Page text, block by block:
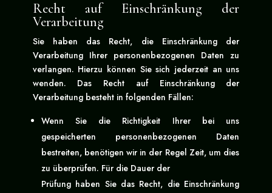
Recht auf Einschränkung der
Verarbeitung
Sie haben das Recht, die Einschränkung der
Verarbeitung Ihrer personenbezogenen Daten zu
verlangen. Hierzu können Sie sich jederzeit an uns
wenden. Das Recht auf Einschränkung der
Verarbeitung besteht in folgenden Fällen:
Wenn Sie die Richtigkeit Ihrer bei uns
gespeicherten personenbezogenen Daten
bestreiten, benötigen wir in der Regel Zeit, um dies
zu überprüfen. Für die Dauer der
Prüfung haben Sie das Recht, die Einschränkung